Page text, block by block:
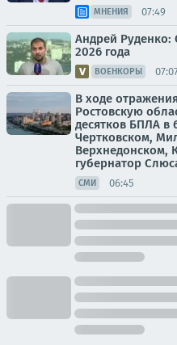
МНЕНИЯ 07:49
Андрей Руденко:
2026 года
ВОЕНКОРЫ
В ходе
Ростовскую
десятков БПЛА в
Чертковском,
Верхнедонском,
губернатор
СМИ 06:45